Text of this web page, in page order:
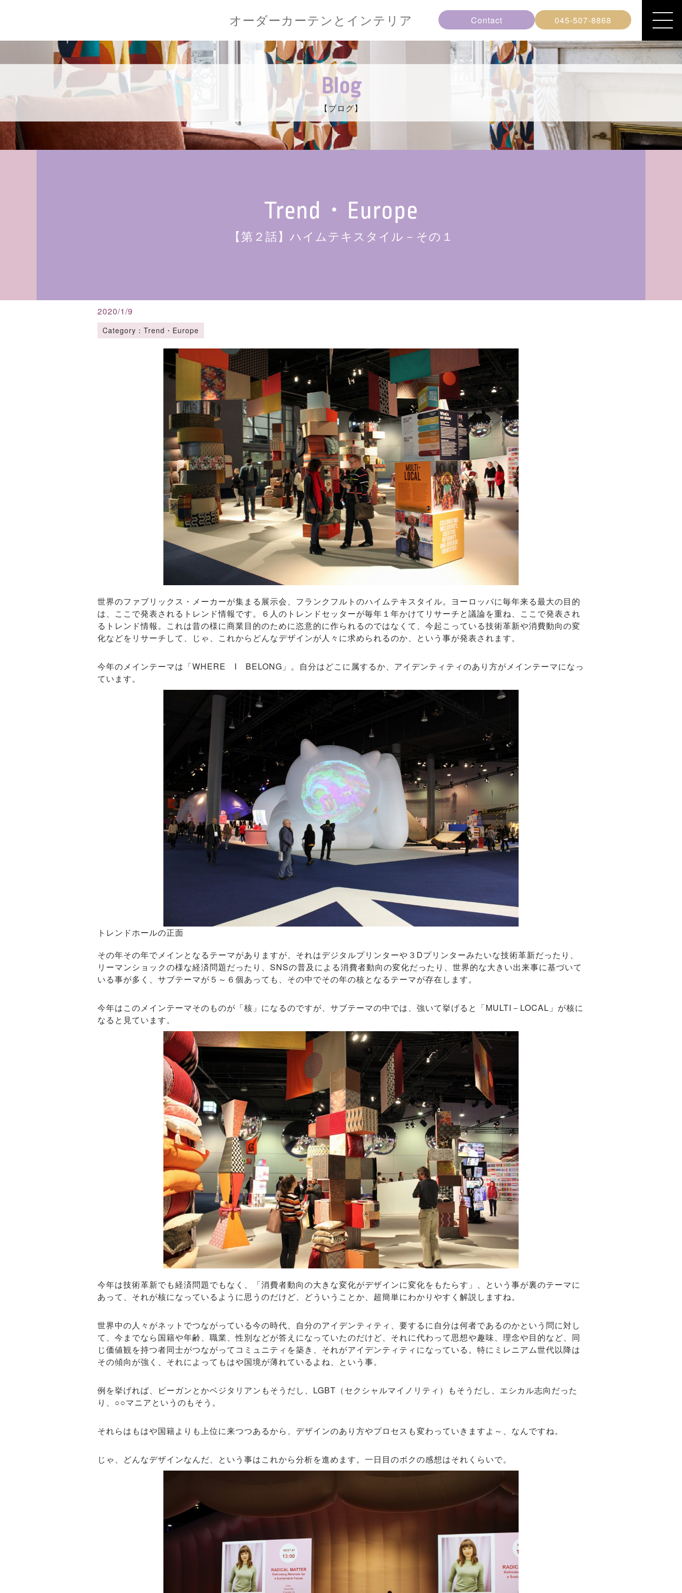
オーダーカーテンとインテリア Contact 045-507-8868
Blog
【ブログ】
Trend・Europe
【第２話】ハイムテキスタイル－その１
2020/1/9
Category：Trend・Europe
世界のファブリックス・メーカーが集まる展示会、フランクフルトのハイムテキスタイル。ヨーロッパに毎年来る最大の目的
は、ここで発表されるトレンド情報です。６人のトレンドセッターが毎年１年かけてリサーチと議論を重ね、ここで発表され
るトレンド情報。これは昔の様に商業目的のために恣意的に作られるのではなくて、今起こっている技術革新や消費動向の変
化などをリサーチして、じゃ、これからどんなデザインが人々に求められるのか、という事が発表されます。
今年のメインテーマは「WHERE I BELONG」。自分はどこに属するか、アイデンティティのあり方がメインテーマになっ
ています。
トレンドホールの正面
その年その年でメインとなるテーマがありますが、それはデジタルプリンターや３Dプリンターみたいな技術革新だったり、
リーマンショックの様な経済問題だったり、SNSの普及による消費者動向の変化だったり、世界的な大きい出来事に基づいて
いる事が多く、サブテーマが５～６個あっても、その中でその年の核となるテーマが存在します。
今年はこのメインテーマそのものが「核」になるのですが、サブテーマの中では、強いて挙げると「MULTI－LOCAL」が核に
なると見ています。
今年は技術革新でも経済問題でもなく、「消費者動向の大きな変化がデザインに変化をもたらす」、という事が裏のテーマに
あって、それが核になっているように思うのだけど、どういうことか、超簡単にわかりやすく解説しますね。
世界中の人々がネットでつながっている今の時代、自分のアイデンティティ、要するに自分は何者であるのかという問に対し
て、今までなら国籍や年齢、職業、性別などが答えになっていたのだけど、それに代わって思想や趣味、理念や目的など、同
じ価値観を持つ者同士がつながってコミュニティを築き、それがアイデンティティになっている。特にミレニアム世代以降は
その傾向が強く、それによってもはや国境が薄れているよね、という事。
例を挙げれば、ビーガンとかベジタリアンもそうだし、LGBT（セクシャルマイノリティ）もそうだし、エシカル志向だった
り、○○マニアというのもそう。
それらはもはや国籍よりも上位に来つつあるから、デザインのあり方やプロセスも変わっていきますよ～、なんですね。
じゃ、どんなデザインなんだ、という事はこれから分析を進めます。一日目のボクの感想はそれくらいで。